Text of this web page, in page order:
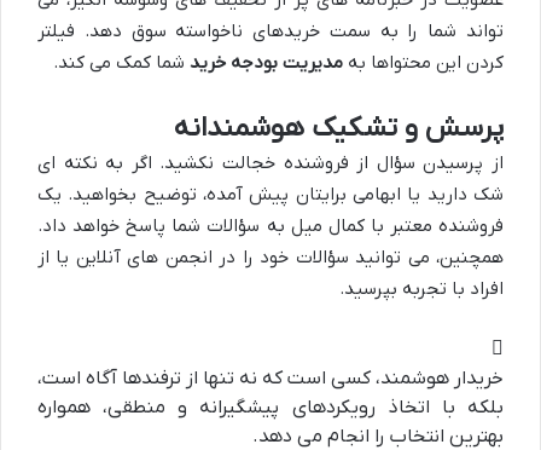
تواند شما را به سمت خریدهای ناخواسته سوق دهد. فیلتر
کردن این محتواها به مدیریت بودجه خرید شما کمک می کند.
پرسش و تشکیک هوشمندانه
از پرسیدن سؤال از فروشنده خجالت نکشید. اگر به نکته ای
شک دارید یا ابهامی برایتان پیش آمده، توضیح بخواهید. یک
فروشنده معتبر با کمال میل به سؤالات شما پاسخ خواهد داد.
همچنین، می توانید سؤالات خود را در انجمن های آنلاین یا از
افراد با تجربه بپرسید.
خریدار هوشمند، کسی است که نه تنها از ترفندها آگاه است،
بلکه با اتخاذ رویکردهای پیشگیرانه و منطقی، همواره
بهترین انتخاب را انجام می دهد.